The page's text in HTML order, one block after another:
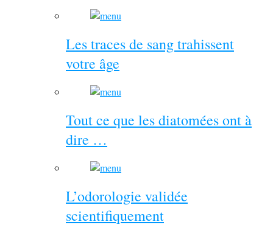
Les traces de sang trahissent
votre âge
Tout ce que les diatomées ont à
dire …
L’odorologie validée
scientifiquement